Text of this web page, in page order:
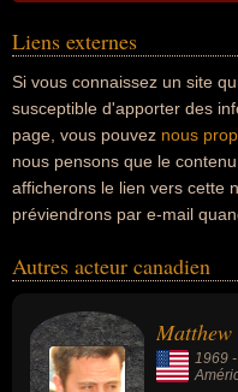
Liens externes
Si vous connaissez un site
susceptible d'apporter des
page, vous pouvez nous
nous pensons que le
afficherons le lien vers cette
préviendrons par e-mail
Autres acteur canadien
1969 -